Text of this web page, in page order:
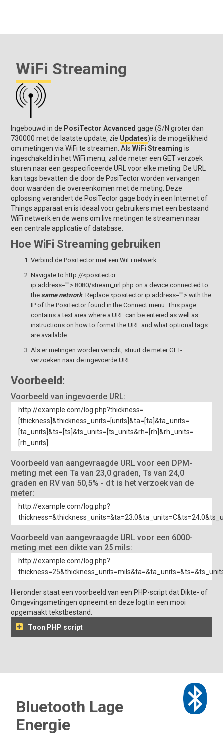
WiFi Streaming
Ingebouwd in de PosiTector Advanced gage (S/N groter dan
730000 met de laatste update, zie Updates) is de mogelijkheid
om metingen via WiFi te streamen. AlsWiFi Streaming is
ingeschakeld in het WiFi menu, zal de meter een GET verzoek
sturen naar een gespecificeerde URL voor elke meting. De URL
kan tags bevatten die door de PosiTector worden vervangen
door waarden die overeenkomen met de meting. Deze
oplossing verandert de PosiTector gage body in een Internet of
Things apparaat en is ideaal voor gebruikers met een bestaand
WiFi netwerk en de wens om live metingen te streamen naar
een centrale applicatie of database.
Hoe WiFi Streaming gebruiken
Verbind de PosiTector met een WiFi netwerk
Navigate to http://<positector
ip address="">:8080/stream_url.php on a device connected to
the same network. Replace <positector ip address=""> with the
IP of the PosiTector found in the Connect menu. This page
contains a text area where a URL can be entered as well as
instructions on how to format the URL and what optional tags
are available.
Als er metingen worden verricht, stuurt de meter GET-
verzoeken naar de ingevoerde URL.
Voorbeeld:
Voorbeeld van ingevoerde URL:
http://example.com/log.php?thickness=
[thickness]&thickness_units=[units]&ta=[ta]&ta_units=
[ta_units]&ts=[ts]&ts_units=[ts_units&rh=[rh]&rh_units=
[rh_units]
Voorbeeld van aangevraagde URL voor een DPM-
meting met een Ta van 23,0 graden, Ts van 24,0
graden en RV van 50,5% - dit is het verzoek van de
meter:
http://example.com/log.php?
Voorbeeld van aangevraagde URL voor een 6000-
meting met een dikte van 25 mils:
http://example.com/log.php?
Hieronder staat een voorbeeld van een PHP-script dat Dikte- of
Omgevingsmetingen opneemt en deze logt in een mooi
opgemaakt tekstbestand.
Toon PHP script
Bluetooth Lage
Energie